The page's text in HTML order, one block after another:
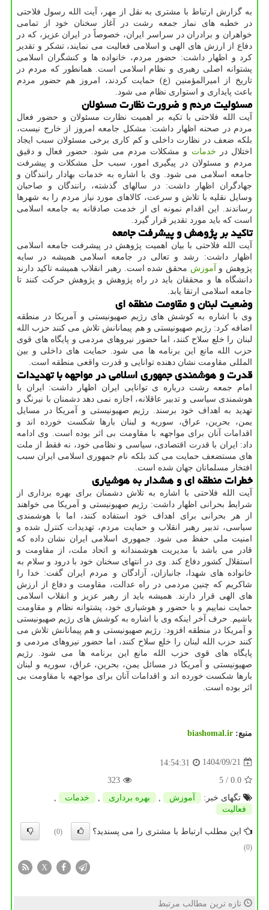
به گزارش ارتباط با مشتری به نقل از مهر، آیت الله رسول فلاحتی
در خطبه های نماز جمعه رشت در آغاز سخنان خود از تمامی
خواهران و برادران در سراسر ایران، خصوصاً در ایران عزیز، که در
دفاع از ارزش های الهی و اسلامی فعالیت می نمایند، تشکر و تقدیر
کرد و اظهار داشت: حضور مردم، خانواده ها و کنشگران اسلامی
پشتوانه اصلی رهبری و نظام اسلامی است. همانطور که مردم در
تاریخ از امیرالمؤمنین (ع) حمایت کردند، امروز هم حضور مردم
باعث پایداری و استواری نظام می شود.
مسئولیت مردم و ضرورت نظارت مسئولان
آیت الله فلاحتی با تکیه بر اهمیت نظارت مسئولان و حضور فعال
مردم در صحنه اظهار داشت: مشکل جامعه امروز از خارج نیست،
بلکه ضعف در نظارت داخلی و کم کاری برخی مسئولان سبب ایجاد
اختلال در خدمات و مشکلات مردم می شود. حضور فعال و دقیق
مردم و مسئولان در پیگیری امور، سبب حل مشکلات و پیشرفت
جامعه اسلامی می شود. وی با اشاره به خدمات بهادار رانندگان و
جهادگران اظهار داشت: در سالهای گذشته، رانندگان و صاحبان
وسایل نقلیه با تلاش و سرعت، کالاهای مورد نیاز مردم را به شهرها
رساندند. این اقدام نمونه ای از خدمت صادقانه به جامعه اسلامی
است که باید مورد تقدیر قرار گیرد.
تاکید بر پژوهش و پیشرفت جامعه
آیت الله فلاحتی با بیان اهمیت پژوهش در پیشرفت جامعه اسلامی
اظهار داشت: رشد و تعالی در جامعه اسلامی همیشه در سایه
پژوهش و
آموزش محقق شده است. رهبر انقلاب همیشه تاکید دارند
دانشگاه ها و محققان باید در راه پژوهش و پژوهش حرکت کنند تا
جامعه اسلامی ارتقا یابد.
وضعیت لبنان و مقاومت منطقه ای
وی با اشاره به کوشش های رژیم صهیونیستی و آمریکا در منطقه
اضافه کرد: رژیم صهیونیستی و هم پیمانانش تلاش می کنند حزب الله
لبنان را خلع سلاح کنند، اما حضور نیروهای مردمی و پایگاه های قوی
حزب الله مانع این برنامه ها می شود. حمایت های داخلی و بین
المللی مقاومت نشان دهنده توانایی و قدرت واقعی منطقه است.
قدرت و هوشمندی جمهوری اسلامی در مواجهه با تهدیدات
امام جمعه رشت درباره ی توانایی ایران اظهار داشت: ایران با
هوشمندی سیاسی و تدبیر عاقلانه، اجازه نمی دهد دشمنان با نیرنگ و
تهدید به اهداف خود برسند. رژیم صهیونیستی و آمریکا در مسایل
یمن، بحرین، عراق، سوریه و لبنان بارها شکست خورده اند و
اقدامات آنان برای مواجهه با مقاومت بی اثر بوده است. وی ادامه
داد: ایران با قدرت اقتصادی، سیاسی و نظامی خود، نه فقط از ملت
های مستضعف حمایت می کند بلکه نام جمهوری اسلامی ایران سبب
افتخار مسلمانان جهان شده است.
خطرات منطقه ای و هشدار به هوشیاری
آیت الله فلاحتی با اشاره به تلاش دشمنان برای بهره برداری از
شرایط بحرانی اظهار داشت: رژیم صهیونیستی و آمریکا می خواهند
از هر بحرانی برای اهداف خود استفاده کنند، اما با هوشمندی
سیاسی، تدبیر رهبر انقلاب و حمایت مردم، تهدیدات کنترل شده و
امنیت ملی حفظ می شود. جمهوری اسلامی ایران نشان داده که
قادر می باشد با مدیریت هوشمندانه و اتحاد ملت، از مقاومت و
استقلال کشور دفاع کند. وی در انتهای سخنان خود با درود و سلام به
خانواده های شهدا، جانبازان، آزادگان و مردم ایران گفت: خدا را
شاکریم که چنین مردمی در راه عدالت، مقاومت و دفاع از ارزش
های الهی قرار دارند. همیشه باید از رهبر عزیز و انقلاب اسلامی
حمایت نماییم و با حضور و هوشیاری خود، پشتوانه نظام و مقاومت
باشیم. حرف آخر اینکه وی با اشاره به کوشش های رژیم صهیونیستی
و آمریکا در منطقه افزود: رژیم صهیونیستی و هم پیمانانش تلاش می
کنند حزب الله لبنان را خلع سلاح کنند، اما حضور نیروهای مردمی و
پایگاه های قوی حزب الله مانع این برنامه ها می شود. رژیم
صهیونیستی و آمریکا در مسائل یمن، بحرین، عراق، سوریه و لبنان
بارها شکست خورده اند و اقدامات آنان برای مواجهه با مقاومت بی
اثر بوده است.
منبع: biashomal.ir
1404/09/21
14:54:31
0.0
/ 5
323
تگهای خبر:
آموزش , بهره برداری , خدمات
,
فعالیت
این مطلب ارتباط با مشتری را می پسندید؟
(0)
(0)
X
تازه ترین مطالب مرتبط